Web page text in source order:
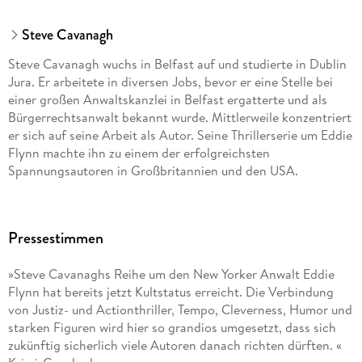
Steve Cavanagh
Steve Cavanagh wuchs in Belfast auf und studierte in Dublin
Jura. Er arbeitete in diversen Jobs, bevor er eine Stelle bei
einer großen Anwaltskanzlei in Belfast ergatterte und als
Bürgerrechtsanwalt bekannt wurde. Mittlerweile konzentriert
er sich auf seine Arbeit als Autor. Seine Thrillerserie um Eddie
Flynn machte ihn zu einem der erfolgreichsten
Spannungsautoren in Großbritannien und den USA.
Pressestimmen
»Steve Cavanaghs Reihe um den New Yorker Anwalt Eddie
Flynn hat bereits jetzt Kultstatus erreicht. Die Verbindung
von Justiz- und Actionthriller, Tempo, Cleverness, Humor und
starken Figuren wird hier so grandios umgesetzt, dass sich
zukünftig sicherlich viele Autoren danach richten dürften. «